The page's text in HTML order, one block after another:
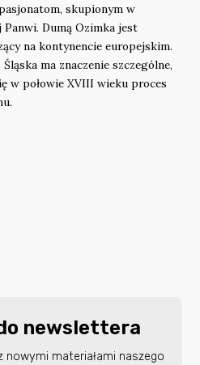
skupionym w
Panwi. Dumą Ozimka jest
na kontynencie europejskim.
ma znaczenie szczególne,
w połowie XVIII wieku proces
newslettera
nowymi materiałami naszego